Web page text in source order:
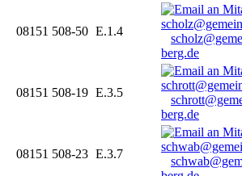
08151 508-50 E.1.4
berg.de
08151 508-19 E.3.5
berg.de
08151 508-23 E.3.7